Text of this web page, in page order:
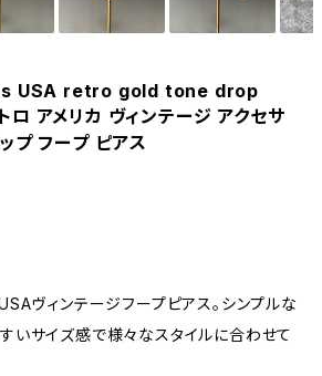
USA retro gold tone drop
アメリカ ヴィンテージ アクセサ
プ フープ ピアス
ヴィンテージフープピアス。シンプルな
いサイズ感で様々なスタイルに合わせて